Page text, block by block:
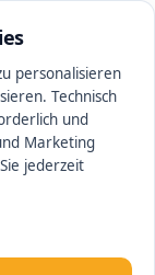
personalisieren
Technisch
und
Marketing
jederzeit